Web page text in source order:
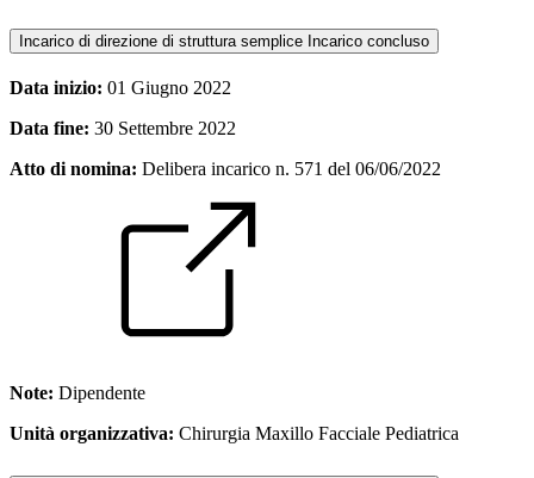
Incarico di direzione di struttura semplice Incarico concluso
Data inizio: 01 Giugno 2022
Data fine: 30 Settembre 2022
Atto di nomina: Delibera incarico n. 571 del 06/06/2022
Note: Dipendente
Unità organizzativa: Chirurgia Maxillo Facciale Pediatrica